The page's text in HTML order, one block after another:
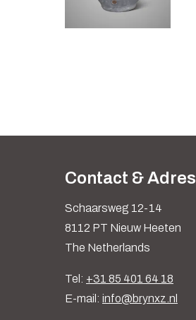
Contact & Adres
Schaarsweg 12-14
8112 PT Nieuw Heeten
The Netherlands
Tel: +31 85 401 64 18
E-mail: info@brynxz.nl